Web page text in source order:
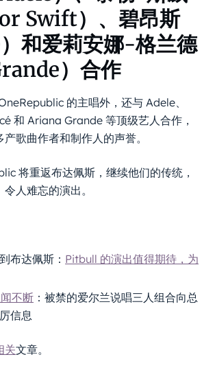
Swift）、碧昂斯
）和爱莉安娜-格兰德
）合作
的主唱外，还与 Adele、
和 Ariana Grande 等顶级艺人合作，
歌曲作者和制作人的声誉。
将重返布达佩斯，继续他们的传统，
人难忘的演出。
布达佩斯： Pitbull 的演出值得期待，为
不断 ：被禁的爱尔兰说唱三人组合向总
信息
关文章。